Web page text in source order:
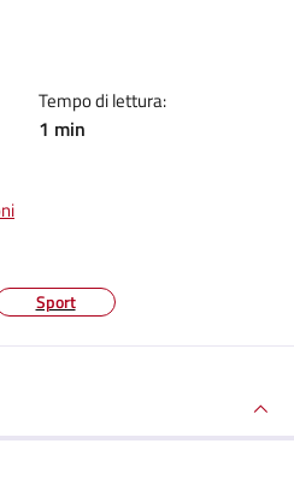
Tempo di lettura:
1 min
Sport